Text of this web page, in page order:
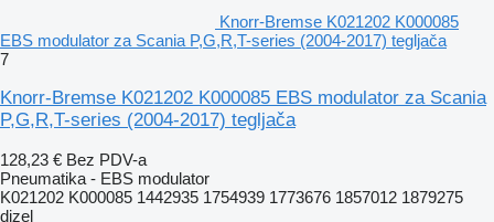
Knorr-Bremse K021202 K000085
EBS modulator za Scania P,G,R,T-series (2004-2017) tegljača
7
Knorr-Bremse K021202 K000085 EBS modulator za Scania
P,G,R,T-series (2004-2017) tegljača
128,23 € Bez PDV-a
Pneumatika - EBS modulator
K021202 K000085 1442935 1754939 1773676 1857012 1879275
dizel